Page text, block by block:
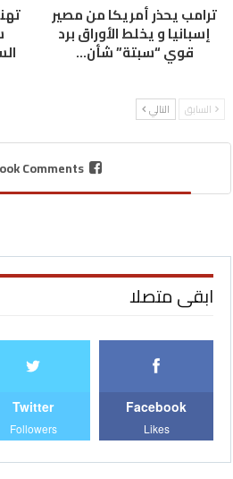
ترامب يحذر أمريكا من مصير
إسبانيا و يخلط الأوراق برد
قوي “سبتة” شأن…
السابق التالي
Comments
ابقى متصلا
Facebook
Likes
Twitter
Followers